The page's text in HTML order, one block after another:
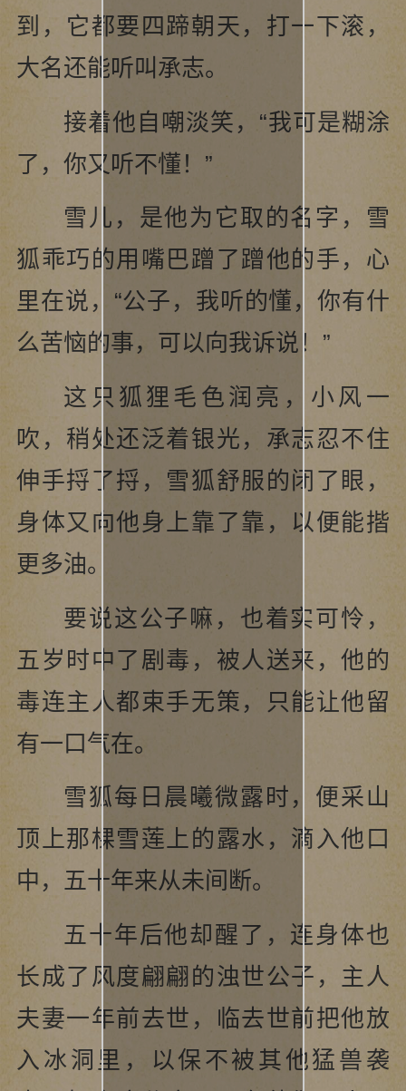
到，它都要四蹄朝天，打一下滚，
大名还能听叫承志。
接着他自嘲淡笑，“我可是糊涂
了，你又听不懂！”
雪儿，是他为它取的名字，雪
狐乖巧的用嘴巴蹭了蹭他的手，心
里在说，“公子，我听的懂，你有什
么苦恼的事，可以向我诉说！”
这只狐狸毛色润亮，小风一
吹，稍处还泛着银光，承志忍不住
伸手捋了捋，雪狐舒服的闭了眼，
身体又向他身上靠了靠，以便能揩
更多油。
要说这公子嘛，也着实可怜，
五岁时中了剧毒，被人送来，他的
毒连主人都束手无策，只能让他留
有一口气在。
雪狐每日晨曦微露时，便采山
顶上那棵雪莲上的露水，滴入他口
中，五十年来从未间断。
五十年后他却醒了，连身体也
长成了风度翩翩的浊世公子，主人
夫妻一年前去世，临去世前把他放
入冰洞里，以保不被其他猛兽袭